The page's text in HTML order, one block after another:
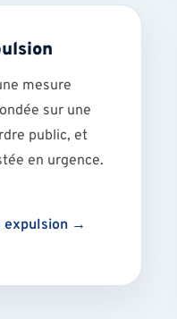
mesure
sur une
public, et
en urgence.
expulsion →